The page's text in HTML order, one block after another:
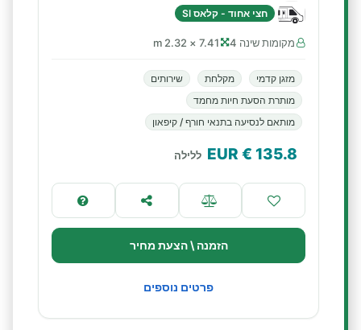
חצי אחוד - קלאס SI
מקומות שינה 4 7.41 × 2.32 m
מזגן קדמי מקלחת
שירותים
מותרת הסעת חיות מחמד
מותאם לנסיעה בתנאי חורף / קיפאון
135.8
€ EUR ללילה
הזמנה \ הצעת מחיר
פרטים נוספים